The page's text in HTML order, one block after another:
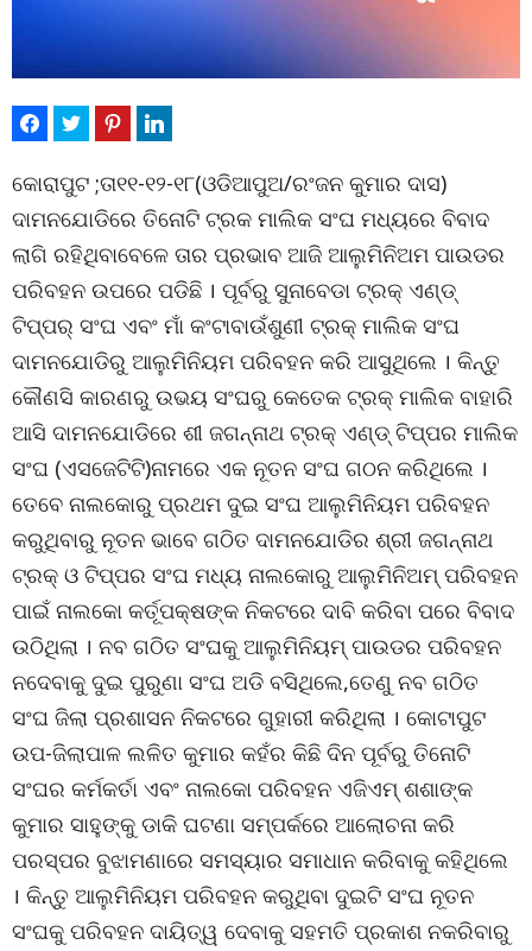
କୋରାପୁଟ ;ତା୧୧-୧୨-୧୮(ଓଡିଆପୁଅ/ରଂଜନ କୁମାର ଦାସ)
ଦାମନଯୋଡିରେ ତିନୋଟି ଟ୍ରକ ମାଲିକ ସଂଘ ମଧ୍ୟରେ ବିବାଦ
ଲାଗି ରହିଥିବାବେଳେ ତାର ପ୍ରଭାବ ଆଜି ଆଲୁମିନିଅମ ପାଉଡର
ପରିବହନ ଉପରେ ପଡିଛି । ପୂର୍ବରୁ ସୁନାବେଡା ଟ୍ରକ୍ ଏଣ୍ଡ୍
ଟିପ୍ପର୍ ସଂଘ ଏବଂ ମାଁ କଂଟାବାଉଁଶୁଣୀ ଟ୍ରକ୍ ମାଲିକ ସଂଘ
ଦାମନଯୋଡିରୁ ଆଲୁମିନିୟମ ପରିବହନ କରି ଆସୁଥିଲେ । କିନ୍ତୁ
କୌଣସି କାରଣରୁ ଉଭୟ ସଂଘରୁ କେତେକ ଟ୍ରକ୍ ମାଲିକ ବାହାରି
ଆସି ଦାମନଯୋଡିରେ ଶୀ ଜଗନ୍ନାଥ ଟ୍ରକ୍ ଏଣ୍ଡ୍ ଟିପ୍ପର ମାଲିକ
ସଂଘ (ଏସଜେଟିଟି)ନାମରେ ଏକ ନୂତନ ସଂଘ ଗଠନ କରିଥିଲେ ।
ତେବେ ନାଲକୋରୁ ପ୍ରଥମ ଦୁଇ ସଂଘ ଆଲୁମିନିୟମ ପରିବହନ
କରୁଥିବାରୁ ନୂତନ ଭାବେ ଗଠିତ ଦାମନଯୋଡିର ଶ୍ରୀ ଜଗନ୍ନାଥ
ଟ୍ରକ୍ ଓ ଟିପ୍ପର ସଂଘ ମଧ୍ୟ ନାଲକୋରୁ ଆଲୁମିନିଅମ୍ ପରିବହନ
ପାଇଁ ନାଲକୋ କର୍ତୂପକ୍ଷଙ୍କ ନିକଟରେ ଦାବି କରିବା ପରେ ବିବାଦ
ଉଠିଥିଲା । ନବ ଗଠିତ ସଂଘକୁ ଆଲୁମିନିୟମ୍ ପାଉଡର ପରିବହନ
ନଦେବାକୁ ଦୁଇ ପୁରୁଣା ସଂଘ ଅଡି ବସିଥିଲେ,ତେଣୁ ନବ ଗଠିତ
ସଂଘ ଜିଲା ପ୍ରଶାସନ ନିକଟରେ ଗୁହାରୀ କରିଥିଲା । କୋଟାପୁଟ
ଉପ-ଜିଲାପାଳ ଲଳିତ କୁମାର କହଁର କିଛି ଦିନ ପୂର୍ବରୁ ତିନୋଟି
ସଂଘର କର୍ମକର୍ତା ଏବଂ ନାଲକୋ ପରିବହନ ଏଜିଏମ୍ ଶଶାଙ୍କ
କୁମାର ସାହୁଙ୍କୁ ଡାକି ଘଟଣା ସମ୍ପର୍କରେ ଆଲୋଚନା କରି
ପରସ୍ପର ବୁଝାମଣାରେ ସମସ୍ୟାର ସମାଧାନ କରିବାକୁ କହିଥିଲେ
। କିନ୍ତୁ ଆଲୁମିନିୟମ ପରିବହନ କରୁଥିବା ଦୁଇଟି ସଂଘ ନୂତନ
ସଂଘକୁ ପରିବହନ ଦାୟିତ୍ୱ ଦେବାକୁ ସହମତି ପ୍ରକାଶ ନକରିବାରୁ